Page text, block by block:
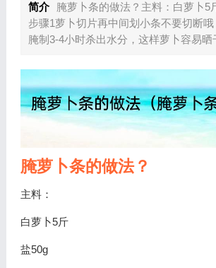
简介
腌萝卜条的做法？主料：白萝卜5
步骤1萝卜切片再中间划小条不要切断
腌制3-4小时杀出水分，这样萝卜容易晒
腌萝卜条的做法？
主料：
白萝卜5斤
盐50g